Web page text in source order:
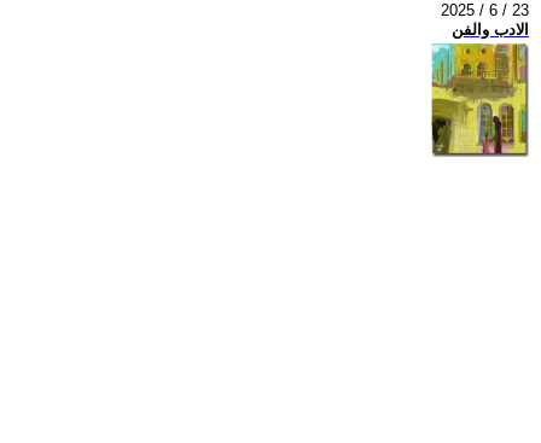
2025 / 6 / 23
الادب والفن